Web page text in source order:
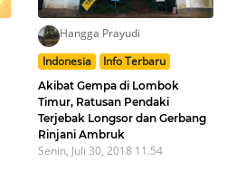
Hangga Prayudi
Indonesia
Info Terbaru
Akibat Gempa di Lombok
Timur, Ratusan Pendaki
Terjebak Longsor dan Gerbang
Rinjani Ambruk
Senin, Juli 30, 2018 11.54